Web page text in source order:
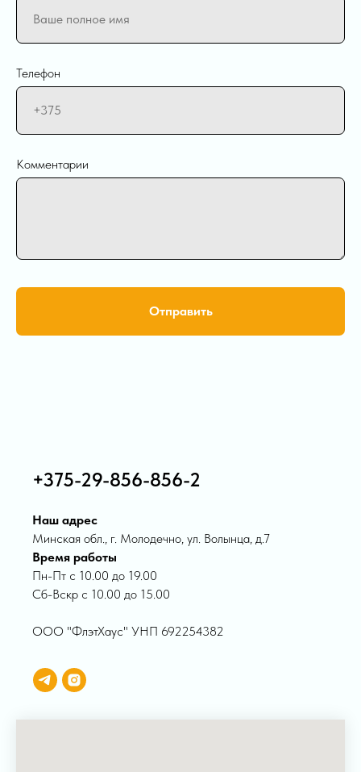
Телефон
Комментарии
Отправить
+375-29-856-856-2
Наш адрес
Минская обл., г. Молодечно, ул. Волынца, д.7
Время работы
Пн-Пт с 10.00 до 19.00
Сб-Вскр с 10.00 до 15.00
ООО "ФлэтХаус" УНП 692254382